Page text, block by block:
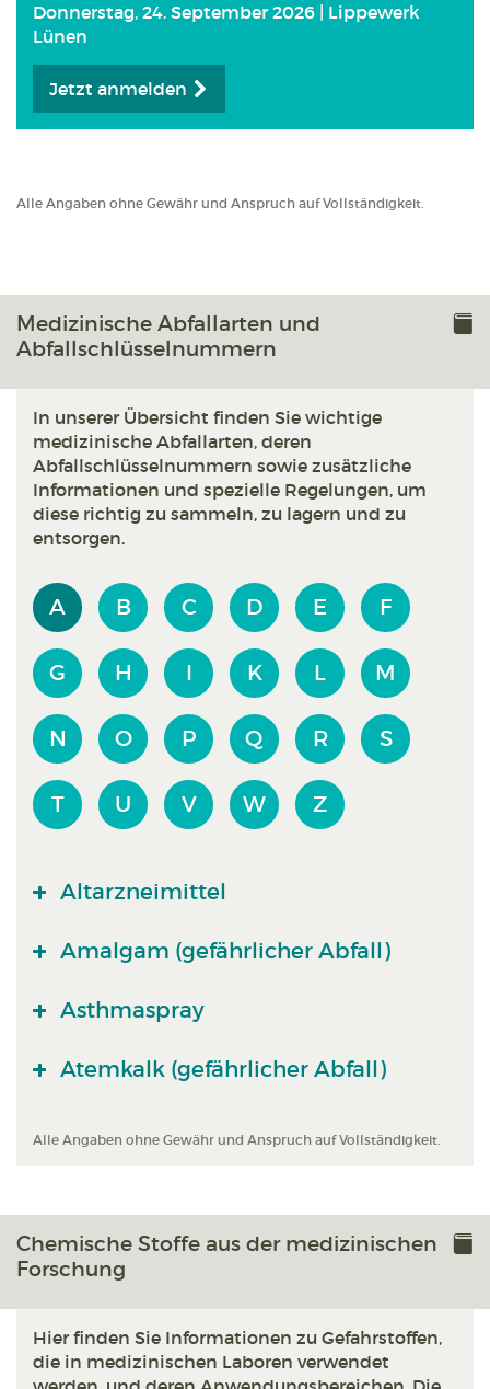
Donnerstag, 24. September 2026 | Lippewerk
Lünen
Jetzt anmelden
Alle Angaben ohne Gewähr und Anspruch auf Vollständigkeit.
Medizinische Abfallarten und
Abfallschlüsselnummern
In unserer Übersicht finden Sie wichtige
medizinische Abfallarten, deren
Abfallschlüsselnummern sowie zusätzliche
Informationen und spezielle Regelungen, um
diese richtig zu sammeln, zu lagern und zu
entsorgen.
A B C D E F
G H I K L M
N O P Q R S
T U V W Z
Altarzneimittel
Amalgam (gefährlicher Abfall)
Asthmaspray
Atemkalk (gefährlicher Abfall)
Alle Angaben ohne Gewähr und Anspruch auf Vollständigkeit.
Chemische Stoffe aus der medizinischen
Forschung
Hier finden Sie Informationen zu Gefahrstoffen,
die in medizinischen Laboren verwendet